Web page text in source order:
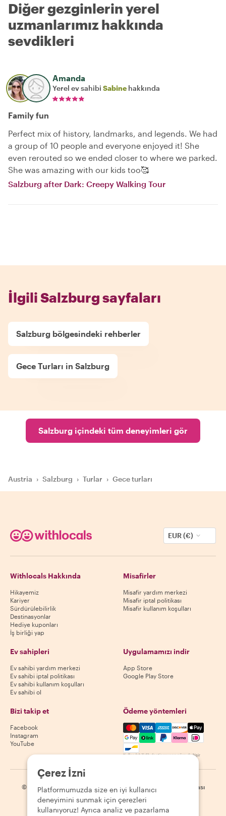
Diğer gezginlerin yerel
uzmanlarımız hakkında
sevdikleri
Amanda
Yerel ev sahibi Sabine hakkında
Family fun
Perfect mix of history, landmarks, and legends. We had
a group of 10 people and everyone enjoyed it! She
even rerouted so we ended closer to where we parked.
She was amazing with our kids too🥰
Salzburg after Dark: Creepy Walking Tour
İlgili Salzburg sayfaları
Salzburg bölgesindeki rehberler
Gece Turları in Salzburg
Salzburg içindeki tüm deneyimleri gör
Austria › Salzburg › Turlar › Gece turları
EUR (€)
Withlocals Hakkında
Hikayemiz
Kariyer
Sürdürülebilirlik
Destinasyonlar
Hediye kuponları
İş birliği yap
Misafirler
Misafir yardım merkezi
Misafir iptal politikası
Misafir kullanım koşulları
Ev sahipleri
Ev sahibi yardım merkezi
Ev sahibi iptal politikası
Ev sahibi kullanım koşulları
Ev sahibi ol
Uygulamamızı indir
App Store
Google Play Store
Bizi takip et
Facebook
Instagram
YouTube
Ödeme yöntemleri
Mastercard, Visa, Amex,
Kullanılabilirlik destinasyona göre değişir
© 2026 Withlocals.com Gizlilik Politikası | Site haritası
Çerez İzni
Platformumuzda size en iyi kullanıcı
deneyimini sunmak için çerezleri
kullanıyoruz! Ayrıca analiz ve pazarlama